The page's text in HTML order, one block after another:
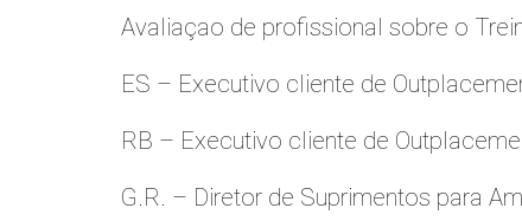
Avaliaçao de profissional sobre o
ES – Executivo cliente de
RB – Executivo cliente de
G.R. – Diretor de Suprimentos para